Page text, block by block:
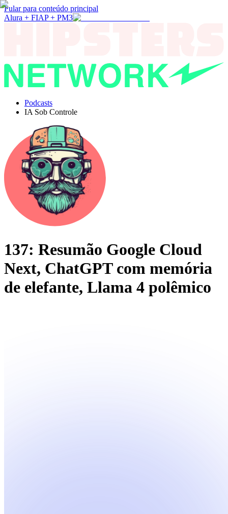
Pular para conteúdo principal
Alura + FIAP + PM3
Podcasts
IA Sob Controle
137: Resumão Google Cloud
Next, ChatGPT com memória
de elefante, Llama 4 polêmico